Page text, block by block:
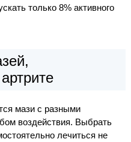
только 8% активного
мази с разными
воздействия. Выбрать
лечиться не